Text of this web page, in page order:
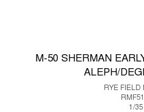
M-50 SHERMAN
ALEPH/
RYE FIELD
1/35